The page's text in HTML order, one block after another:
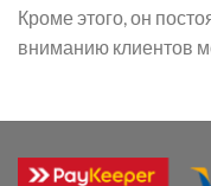
Кроме этого, он
вниманию клиентов